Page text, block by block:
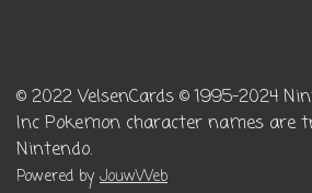
© 2022 VelsenCards © 1995-2024
Inc Pokemon character names are
Nintendo.
Powered byJouwWeb